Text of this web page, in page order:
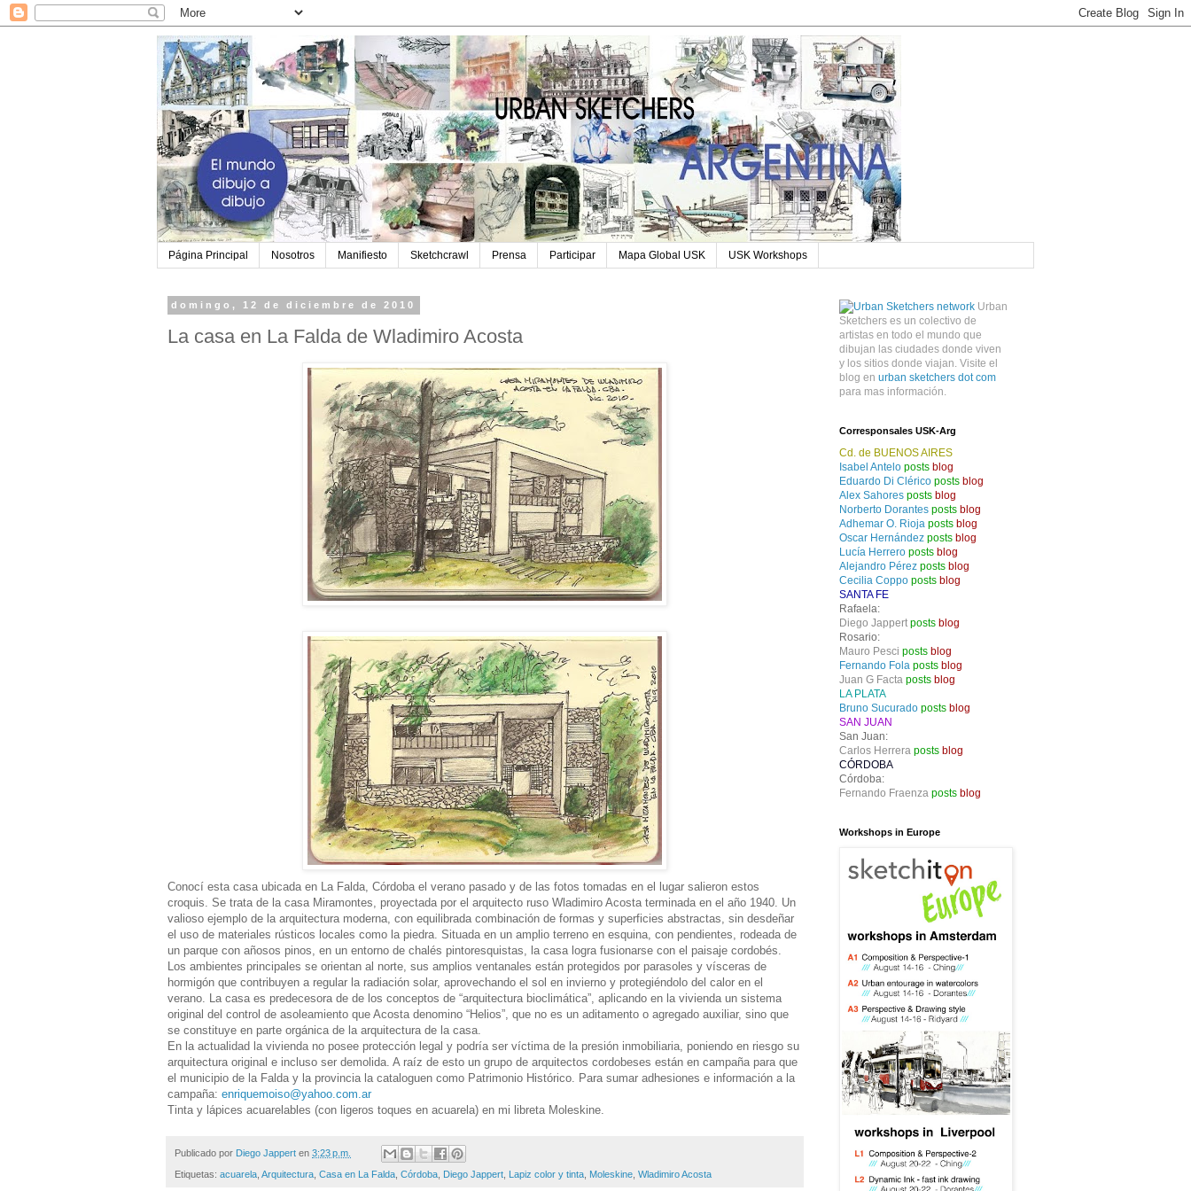
Página Principal Nosotros Manifiesto Sketchcrawl Prensa Participar Mapa Global USK USK Workshops
domingo, 12 de diciembre de 2010
La casa en La Falda de Wladimiro Acosta
Conocí esta casa ubicada en La Falda, Córdoba el verano pasado y de las fotos tomadas en el lugar salieron estos
croquis. Se trata de la casa Miramontes, proyectada por el arquitecto ruso Wladimiro Acosta terminada en el año 1940. Un
valioso ejemplo de la arquitectura moderna, con equilibrada combinación de formas y superficies abstractas, sin desdeñar
el uso de materiales rústicos locales como la piedra. Situada en un amplio terreno en esquina, con pendientes, rodeada de
un parque con añosos pinos, en un entorno de chalés pintoresquistas, la casa logra fusionarse con el paisaje cordobés.
Los ambientes principales se orientan al norte, sus amplios ventanales están protegidos por parasoles y vísceras de
hormigón que contribuyen a regular la radiación solar, aprovechando el sol en invierno y protegiéndolo del calor en el
verano. La casa es predecesora de de los conceptos de “arquitectura bioclimática”, aplicando en la vivienda un sistema
original del control de asoleamiento que Acosta denomino “Helios”, que no es un aditamento o agregado auxiliar, sino que
se constituye en parte orgánica de la arquitectura de la casa.
En la actualidad la vivienda no posee protección legal y podría ser víctima de la presión inmobiliaria, poniendo en riesgo su
arquitectura original e incluso ser demolida. A raíz de esto un grupo de arquitectos cordobeses están en campaña para que
el municipio de la Falda y la provincia la cataloguen como Patrimonio Histórico. Para sumar adhesiones e información a la
campaña: enriquemoiso@yahoo.com.ar
Tinta y lápices acuarelables (con ligeros toques en acuarela) en mi libreta Moleskine.
Publicado por Diego Jappert en 3:23 p.m.
Etiquetas: acuarela, Arquitectura, Casa en La Falda, Córdoba, Diego Jappert, Lapiz color y tinta, Moleskine, Wladimiro Acosta
Urban
Sketchers es un colectivo de
artistas en todo el mundo que
dibujan las ciudades donde viven
y los sitios donde viajan. Visite el
blog en urban sketchers dot com
para mas información.
Corresponsales USK-Arg
Cd. de BUENOS AIRES
Isabel Antelo posts blog
Eduardo Di Clérico posts blog
Alex Sahores posts blog
Norberto Dorantes posts blog
Adhemar O. Rioja posts blog
Oscar Hernández posts blog
Lucía Herrero posts blog
Alejandro Pérez posts blog
Cecilia Coppo posts blog
SANTA FE
Rafaela:
Diego Jappert posts blog
Rosario:
Mauro Pesci posts blog
Fernando Fola posts blog
Juan G Facta posts blog
LA PLATA
Bruno Sucurado posts blog
SAN JUAN
San Juan:
Carlos Herrera posts blog
CÓRDOBA
Córdoba:
Fernando Fraenza posts blog
Workshops in Europe